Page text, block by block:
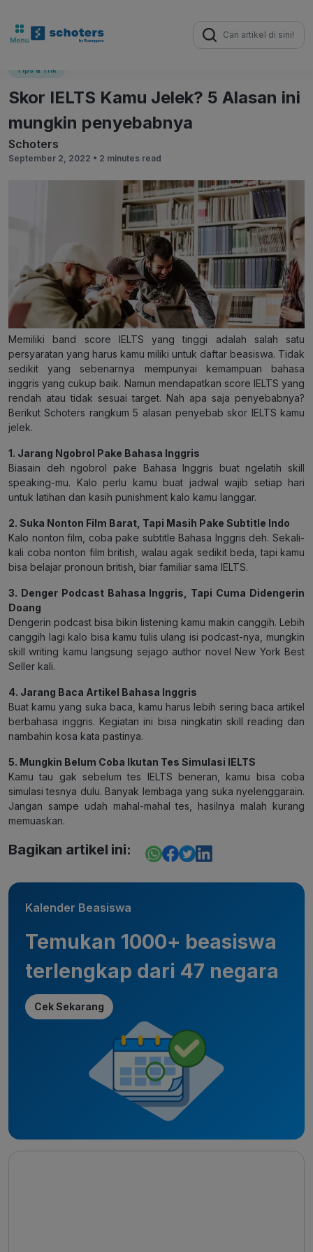
Search
for:
Tips & Trik
Skor IELTS Kamu Jelek? 5 Alasan ini
mungkin penyebabnya
Schoters
September 2, 2022 • 2 minutes read
Memiliki band score IELTS yang tinggi adalah salah satu
persyaratan yang harus kamu miliki untuk daftar beasiswa. Tidak
sedikit yang sebenarnya mempunyai kemampuan bahasa
inggris yang cukup baik. Namun mendapatkan score IELTS yang
rendah atau tidak sesuai target. Nah apa saja penyebabnya?
Berikut Schoters rangkum 5 alasan penyebab skor IELTS kamu
jelek.
1. Jarang Ngobrol Pake Bahasa Inggris
Biasain deh ngobrol pake Bahasa Inggris buat ngelatih skill
speaking-mu. Kalo perlu kamu buat jadwal wajib setiap hari
untuk latihan dan kasih punishment kalo kamu langgar.
2. Suka Nonton Film Barat, Tapi Masih Pake Subtitle Indo
Kalo nonton film, coba pake subtitle Bahasa Inggris deh. Sekali-
kali coba nonton film british, walau agak sedikit beda, tapi kamu
bisa belajar pronoun british, biar familiar sama IELTS.
3. Denger Podcast Bahasa Inggris, Tapi Cuma Didengerin
Doang
Dengerin podcast bisa bikin listening kamu makin canggih. Lebih
canggih lagi kalo bisa kamu tulis ulang isi podcast-nya, mungkin
skill writing kamu langsung sejago author novel New York Best
Seller kali.
4. Jarang Baca Artikel Bahasa Inggris
Buat kamu yang suka baca, kamu harus lebih sering baca artikel
berbahasa inggris. Kegiatan ini bisa ningkatin skill reading dan
nambahin kosa kata pastinya.
5. Mungkin Belum Coba Ikutan Tes Simulasi IELTS
Kamu tau gak sebelum tes IELTS beneran, kamu bisa coba
simulasi tesnya dulu. Banyak lembaga yang suka nyelenggarain.
Jangan sampe udah mahal-mahal tes, hasilnya malah kurang
memuaskan.
Bagikan artikel ini:
Kalender Beasiswa
Temukan 1000+ beasiswa
terlengkap dari 47 negara
Cek Sekarang